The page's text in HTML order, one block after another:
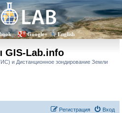
Google+ English
Lab.info
и Дистанционное зондирование Земли
Вход
Регистрация